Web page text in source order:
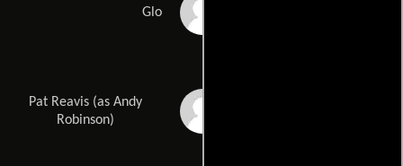
Glo
Pat Reavis (as Andy
Robinson)